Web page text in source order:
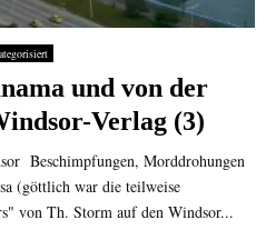
und von der
Verlag (3)
Beschimpfungen, Morddrohungen
(göttlich war die teilweise
von Th. Storm auf den Windsor...